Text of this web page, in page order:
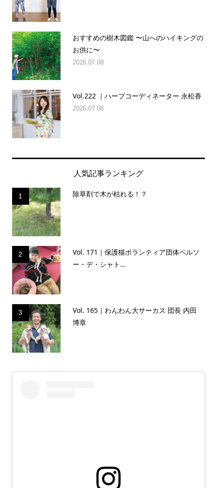
おすすめの樹木図鑑 〜山へのハイキングの
お供に〜
2026.07.08
Vol.222 ｜ハーブコーディネーター 永松香
2026.07.08
人気記事ランキング
1 除草剤で木が枯れる！？
2
Vol. 171｜保護猫ボランティア団体ベルソ
ー・デ・シャト...
3
Vol. 165｜わんわん大サーカス 団長 内田
博章